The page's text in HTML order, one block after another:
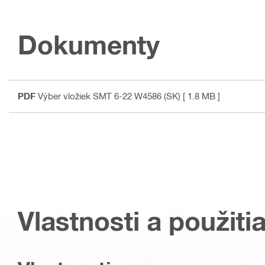
Dokumenty
PDF Výber vložiek SMT 6-22 W4586 (SK) [ 1.8 MB ]
Vlastnosti a